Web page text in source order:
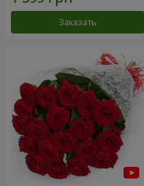
Заказать